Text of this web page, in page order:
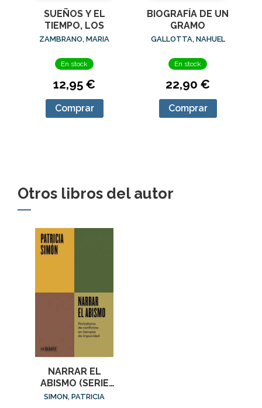
SUEÑOS Y EL
TIEMPO, LOS
ZAMBRANO, MARIA
En stock
12,95 €
Comprar
BIOGRAFÍA DE UN
GRAMO
GALLOTTA, NAHUEL
En stock
22,90 €
Comprar
Otros libros del autor
NARRAR EL
ABISMO (SERIE
ENDEBATE)
SIMON, PATRICIA